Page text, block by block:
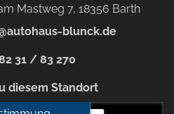
Mastweg 7, 18356 Barth
blunck.de
31 / 83 270
diesem Standort